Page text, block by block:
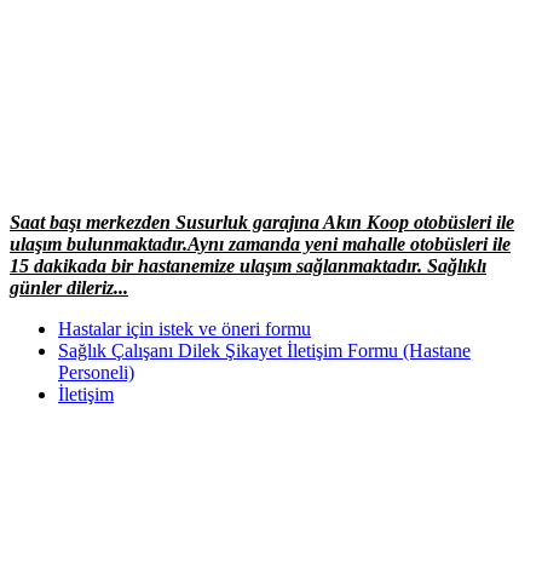
Saat başı merkezden Susurluk garajına Akın Koop otobüsleri ile
ulaşım bulunmaktadır.Aynı zamanda yeni mahalle otobüsleri ile
15 dakikada bir hastanemize ulaşım sağlanmaktadır. Sağlıklı
günler dileriz...
Hastalar için istek ve öneri formu
Sağlık Çalışanı Dilek Şikayet İletişim Formu (Hastane
Personeli)
İletişim